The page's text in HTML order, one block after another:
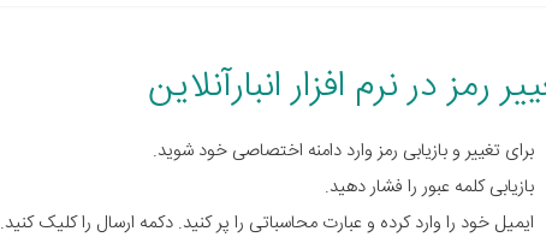
رمز در نرم افزار انبارآنلاین
برای تغییر و بازیابی رمز وارد دامنه اختصاصی خود شوید.
بازیابی کلمه عبور را فشار دهید.
ایمیل خود را وارد کرده و عبارت محاسباتی را پر کنید. دکمه ارسال را کلیک کنید.